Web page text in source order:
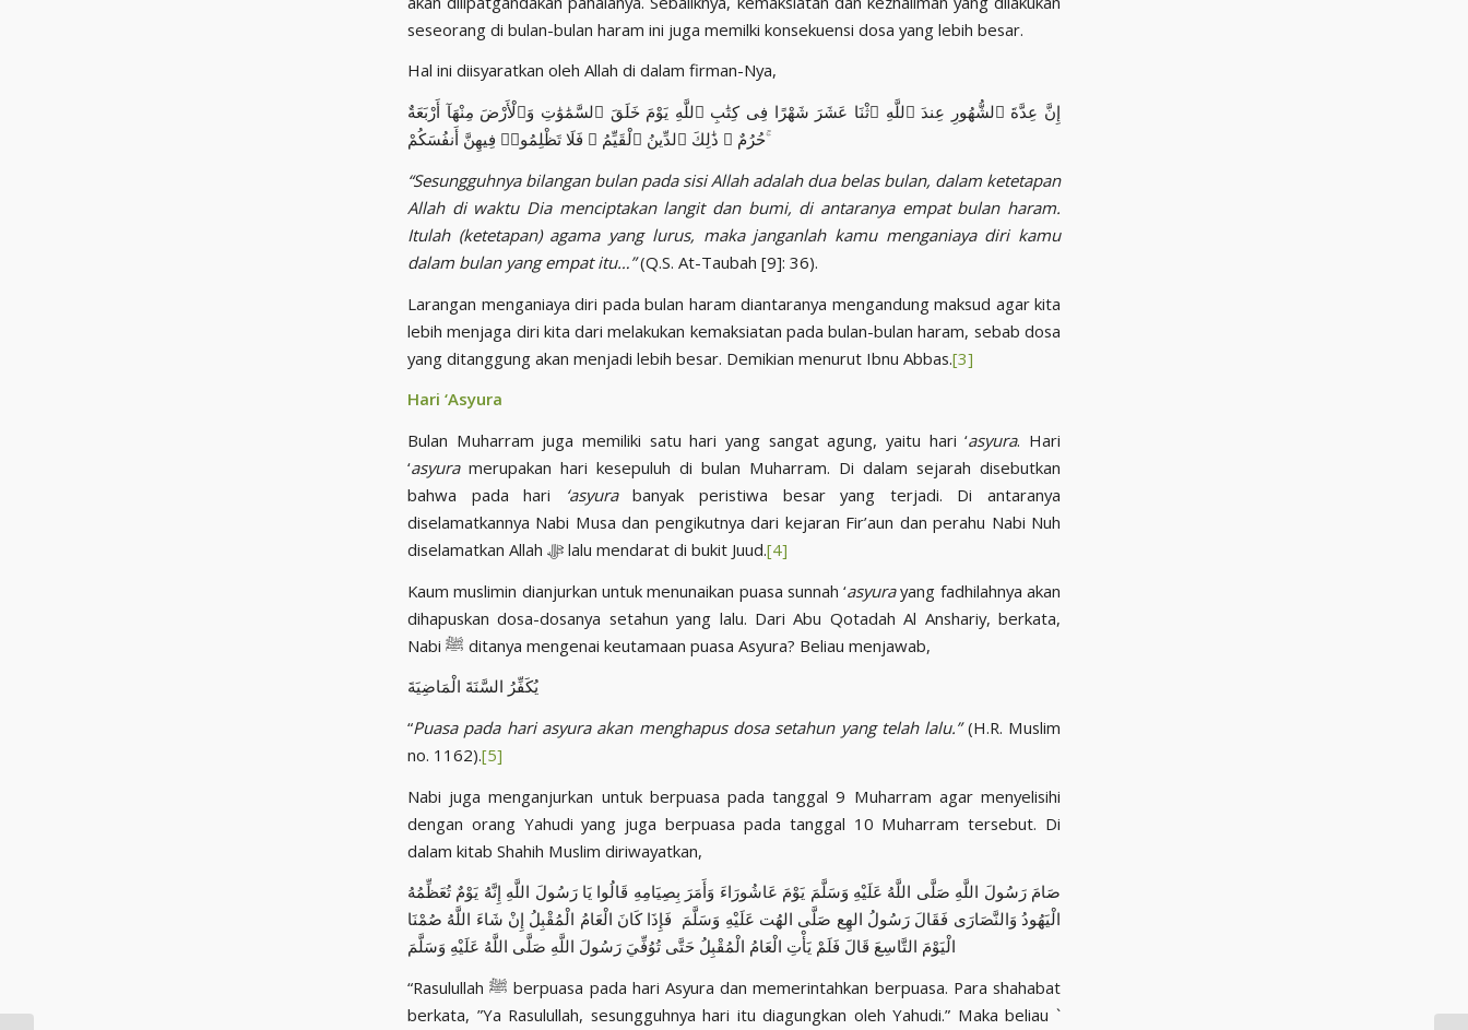
seseorang di bulan-bulan haram ini juga memilki konsekuensi dosa yang lebih besar.
Hal ini diisyaratkan oleh Allah di dalam firman-Nya,
إِنَّ عِدَّةَ ٱلشُّهُورِ عِندَ ٱللَّهِ ٱثْنَا عَشَرَ شَهْرًا فِى كِتَٰبِ ٱللَّهِ يَوْمَ خَلَقَ ٱلسَّمَٰوَٰتِ وَٱلْأَرْضَ مِنْهَآ أَرْبَعَةٌ
حُرُمٌ ۚ ذَٰلِكَ ٱلدِّينُ ٱلْقَيِّمُ ۚ فَلَا تَظْلِمُوا۟ فِيهِنَّ أَنفُسَكُمْ ۚ
“Sesungguhnya bilangan bulan pada sisi Allah adalah dua belas bulan, dalam ketetapan
Allah di waktu Dia menciptakan langit dan bumi, di antaranya empat bulan haram.
Itulah (ketetapan) agama yang lurus, maka janganlah kamu menganiaya diri kamu
dalam bulan yang empat itu…”(Q.S. At-Taubah [9]: 36).
Larangan menganiaya diri pada bulan haram diantaranya mengandung maksud agar kita
lebih menjaga diri kita dari melakukan kemaksiatan pada bulan-bulan haram, sebab dosa
yang ditanggung akan menjadi lebih besar. Demikian menurut Ibnu Abbas.[3]
Hari ‘Asyura
Bulan Muharram juga memiliki satu hari yang sangat agung, yaitu hari ‘asyura. Hari
‘asyura merupakan hari kesepuluh di bulan Muharram. Di dalam sejarah disebutkan
bahwa pada hari ‘asyurabanyak peristiwa besar yang terjadi. Di antaranya
diselamatkannya Nabi Musa dan pengikutnya dari kejaran Fir’aun dan perahu Nabi Nuh
diselamatkan Allah ﷻ lalu mendarat di bukit Juud.[4]
Kaum muslimin dianjurkan untuk menunaikan puasa sunnah ‘asyurayang fadhilahnya akan
dihapuskan dosa-dosanya setahun yang lalu. Dari Abu Qotadah Al Anshariy, berkata,
Nabi ﷺ ditanya mengenai keutamaan puasa Asyura? Beliau menjawab,
يُكَفِّرُ السَّنَةَ الْمَاضِيَةَ
“Puasa pada hari asyura akan menghapus dosa setahun yang telah lalu.”(H.R. Muslim
no. 1162).[5]
Nabi juga menganjurkan untuk berpuasa pada tanggal 9 Muharram agar menyelisihi
dengan orang Yahudi yang juga berpuasa pada tanggal 10 Muharram tersebut. Di
dalam kitab Shahih Muslim diriwayatkan,
صَامَ رَسُولَ اللَّهِ صَلَّى اللَّهُ عَلَيْهِ وَسَلَّمَ يَوْمَ عَاشُورَاءَ وَأَمَرَ بِصِيَامِهِ قَالُوا يَا رَسُولَ اللَّهِ إِنَّهُ يَوْمٌ تُعَظِّمُهُ
الْيَهُودُ وَالنَّصَارَى فَقَالَ رَسُولُ الهِع صَلَّى الهُت عَلَيْهِ وَسَلَّمَ فَإِذَا كَانَ الْعَامُ الْمُقْبِلُ إِنْ شَاءَ اللَّهُ صُمْنَا
الْيَوْمَ التَّاسِعَ قَالَ فَلَمْ يَأْتِ الْعَامُ الْمُقْبِلُ حَتَّى تُوُفِّيَ رَسُولَ اللَّهِ صَلَّى اللَّهُ عَلَيْهِ وَسَلَّمَ
“Rasulullah ﷺ berpuasa pada hari Asyura dan memerintahkan berpuasa. Para shahabat
berkata, ”Ya Rasulullah, sesungguhnya hari itu diagungkan oleh Yahudi.” Maka beliau `